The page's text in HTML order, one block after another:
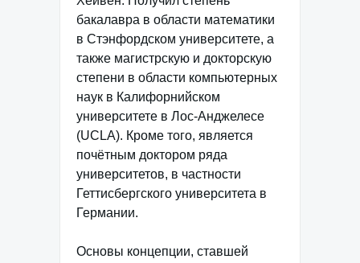
бакалавра в области математики
в Стэнфордском университете, а
также магистрскую и докторскую
степени в области компьютерных
наук в Калифорнийском
университете в Лос-Анджелесе
(UCLA). Кроме того, является
почётным доктором ряда
университетов, в частности
Геттисбергского университета в
Германии.
Основы концепции, ставшей